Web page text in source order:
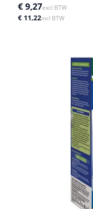
€ 9,27excl BTW
€ 11,22incl BTW